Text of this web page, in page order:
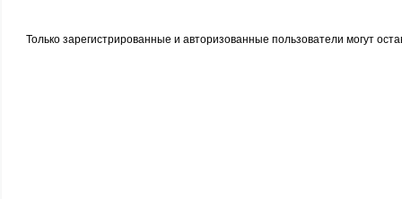
Только зарегистрированные и авторизованные пользователи могут